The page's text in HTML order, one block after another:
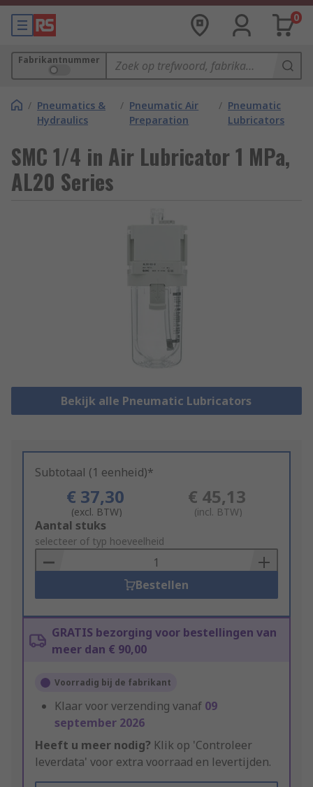
0
Fabrikantnummer
/ Pneumatics &
Hydraulics
/ Pneumatic Air
Preparation
/ Pneumatic
Lubricators
SMC 1/4 in Air Lubricator 1 MPa,
AL20 Series
Bekijk alle Pneumatic Lubricators
Subtotaal (1 eenheid)*
€ 37,30
(excl. BTW)
€ 45,13
(incl. BTW)
Add
to
Basket
Aantal stuks
selecteer of typ hoeveelheid
Bestellen
GRATIS bezorging voor bestellingen van
meer dan € 90,00
Voorradig bij de fabrikant
Klaar voor verzending vanaf 09
september 2026
Heeft u meer nodig? Klik op 'Controleer
leverdata' voor extra voorraad en levertijden.